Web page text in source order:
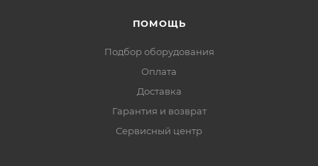
Саморез (креп.крышки) 3,9х16мм - 4шт.
ПОМОЩЬ
Подбор оборудования
Оплата
Доставка
Гарантия и возврат
Сервисный центр